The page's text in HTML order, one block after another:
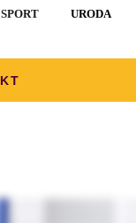
SPORT URODA